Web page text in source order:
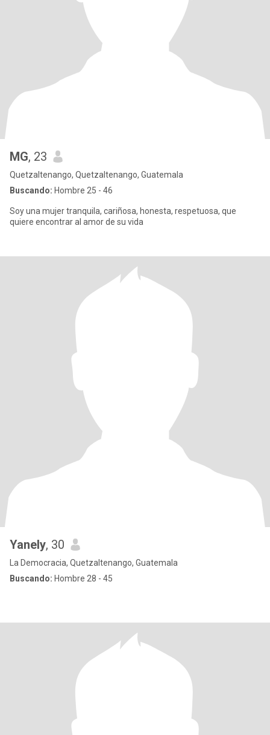
MG, 23
Quetzaltenango, Quetzaltenango, Guatemala
Buscando: Hombre 25 - 46
Soy una mujer tranquila, cariñosa, honesta, respetuosa, que
quiere encontrar al amor de su vida
Yanely, 30
La Democracia, Quetzaltenango, Guatemala
Buscando: Hombre 28 - 45